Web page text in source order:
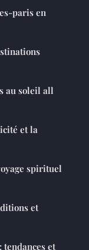
paris en
au soleil all
et la
spirituel
et
et